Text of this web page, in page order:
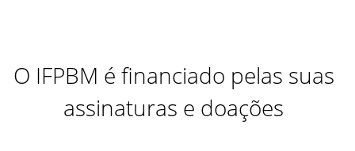
O IFPBM é financiado pelas suas
assinaturas e doações